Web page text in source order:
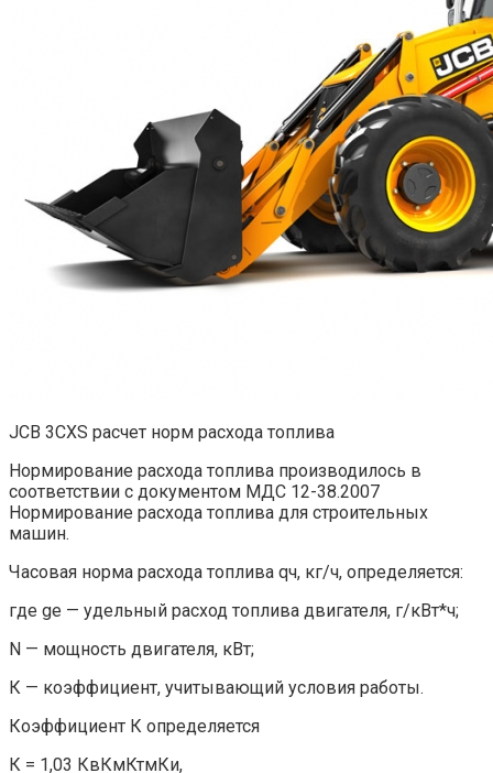
JCB 3CXS расчет норм расхода топлива
Нормирование расхода топлива производилось в
соответствии с документом МДС 12-38.2007
Нормирование расхода топлива для строительных
машин.
Часовая норма расхода топлива qч, кг/ч, определяется:
где ge — удельный расход топлива двигателя, г/кВт*ч;
N — мощность двигателя, кВт;
К — коэффициент, учитывающий условия работы.
Коэффициент К определяется
К = 1,03 КвКмКтмКи,